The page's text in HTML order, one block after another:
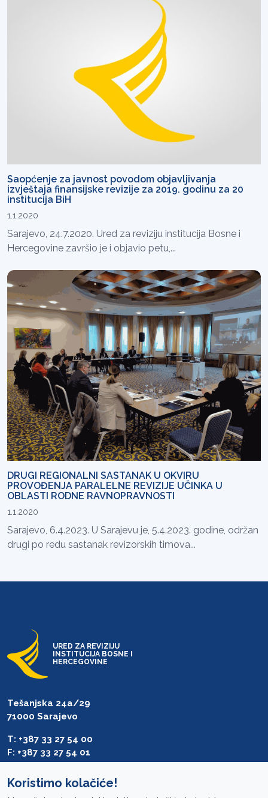
Saopćenje za javnost povodom objavljivanja
izvještaja finansijske revizije za 2019. godinu za 20
institucija BiH
1.1.2020
Sarajevo, 24.7.2020. Ured za reviziju institucija Bosne i
Hercegovine završio je i objavio petu,...
DRUGI REGIONALNI SASTANAK U OKVIRU
PROVOĐENJA PARALELNE REVIZIJE UČINKA U
OBLASTI RODNE RAVNOPRAVNOSTI
1.1.2020
Sarajevo, 6.4.2023. U Sarajevu je, 5.4.2023. godine, održan
drugi po redu sastanak revizorskih timova...
URED ZA REVIZIJU
INSTITUCIJA BOSNE I
HERCEGOVINE
Tešanjska 24a/29
71000 Sarajevo
T: +387 33 27 54 00
F: +387 33 27 54 01
Koristimo kolačiće!